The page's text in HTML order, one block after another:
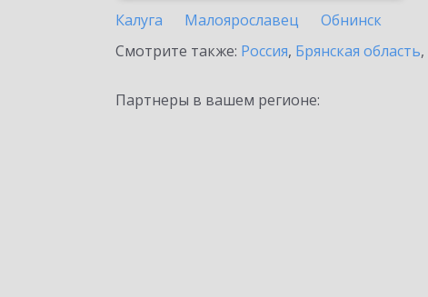
Калуга
Малоярославец
Обнинск
Смотрите также: Россия, Брянская область,
Партнеры в вашем регионе: